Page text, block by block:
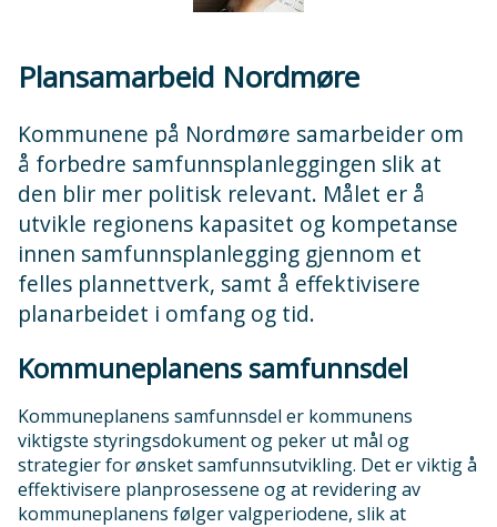
Plansamarbeid Nordmøre
Kommunene på Nordmøre samarbeider om
å forbedre samfunnsplanleggingen slik at
den blir mer politisk relevant. Målet er å
utvikle regionens kapasitet og kompetanse
innen samfunnsplanlegging gjennom et
felles plannettverk, samt å effektivisere
planarbeidet i omfang og tid.
Kommuneplanens samfunnsdel
Kommuneplanens samfunnsdel er kommunens
viktigste styringsdokument og peker ut mål og
strategier for ønsket samfunnsutvikling. Det er viktig å
effektivisere planprosessene og at revidering av
kommuneplanens følger valgperiodene, slik at